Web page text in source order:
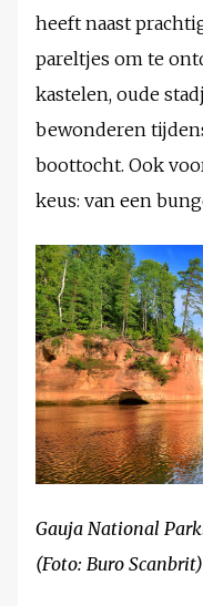
heeft naast
pareltjes om te
kastelen, oude
bewonderen
boottocht. Ook
keus: van een
Gauja National
(Foto: Buro Scanbrit)